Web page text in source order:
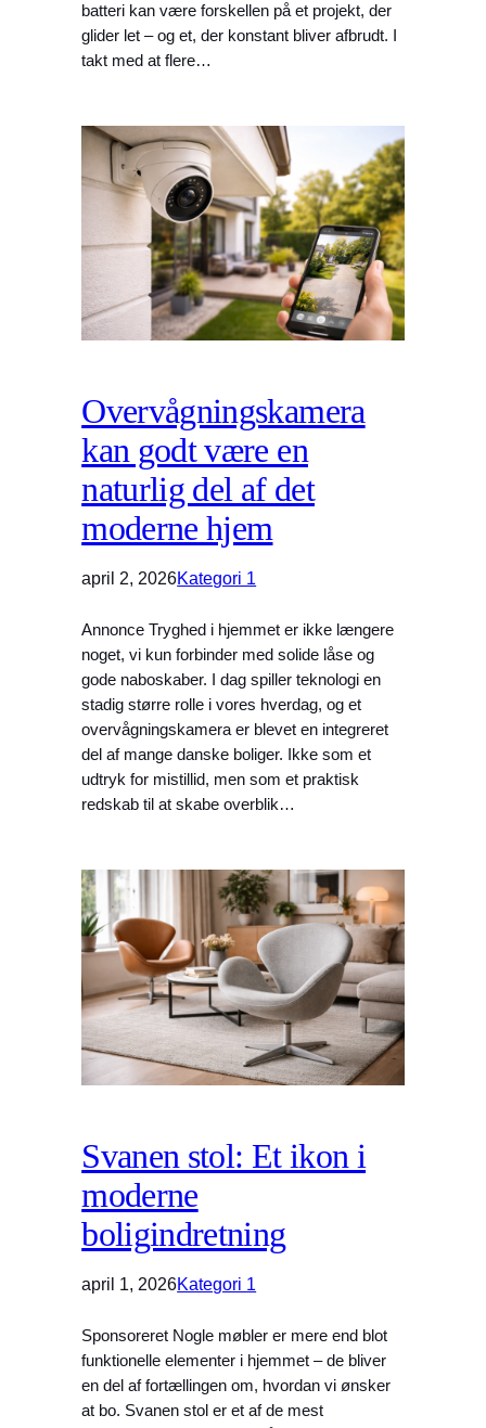
batteri kan være forskellen på et projekt, der
glider let – og et, der konstant bliver afbrudt. I
takt med at flere…
Overvågningskamera
kan godt være en
naturlig del af det
moderne hjem
april 2, 2026Kategori 1
Annonce Tryghed i hjemmet er ikke længere
noget, vi kun forbinder med solide låse og
gode naboskaber. I dag spiller teknologi en
stadig større rolle i vores hverdag, og et
overvågningskamera er blevet en integreret
del af mange danske boliger. Ikke som et
udtryk for mistillid, men som et praktisk
redskab til at skabe overblik…
Svanen stol: Et ikon i
moderne
boligindretning
april 1, 2026Kategori 1
Sponsoreret Nogle møbler er mere end blot
funktionelle elementer i hjemmet – de bliver
en del af fortællingen om, hvordan vi ønsker
at bo. Svanen stol er et af de mest